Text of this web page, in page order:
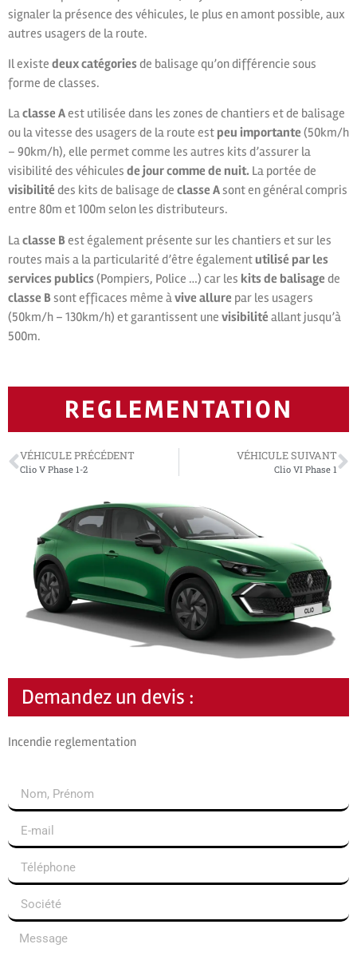
signaler la présence des véhicules, le plus en amont possible, aux
autres usagers de la route.
Il existe deux catégoriesde balisage qu’on différencie sous
forme de classes.
Laclasse Aest utilisée dans les zones de chantiers et de balisage
ou la vitesse des usagers de la route est peu importante (50km/h
– 90km/h), elle permet comme les autres kits d’assurer la
visibilité des véhicules de jour comme de nuit. La portée de
visibilité des kits de balisage de classe Asont en général compris
entre 80m et 100m selon les distributeurs.
Laclasse Best également présente sur les chantiers et sur les
routes mais a la particularité d’être égalementutilisé par les
services publics(Pompiers, Police …) car les kits de balisage de
classe Bsont efficaces même àvive allure par les usagers
(50km/h – 130km/h) et garantissent une visibilité allant jusqu’à
500m.
REGLEMENTATION
VÉHICULE PRÉCÉDENT
Clio V Phase 1-2
VÉHICULE SUIVANT
Clio VI Phase 1
Demandez un devis :
Incendie reglementation